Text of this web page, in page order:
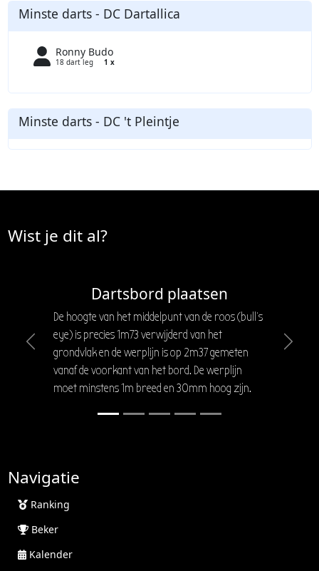
Minste darts - DC Dartallica
Ronny Budo
18 dart leg 1 x
Minste darts - DC 't Pleintje
Wist je dit al?
Dartsbord plaatsen
De hoogte van het middelpunt van de roos (bull's
eye) is precies 1m73 verwijderd van het
grondvlak en de werplijn is op 2m37 gemeten
vanaf de voorkant van het bord. De werplijn
moet minstens 1m breed en 30mm hoog zijn.
Previous Next
Navigatie
Ranking
Beker
Kalender